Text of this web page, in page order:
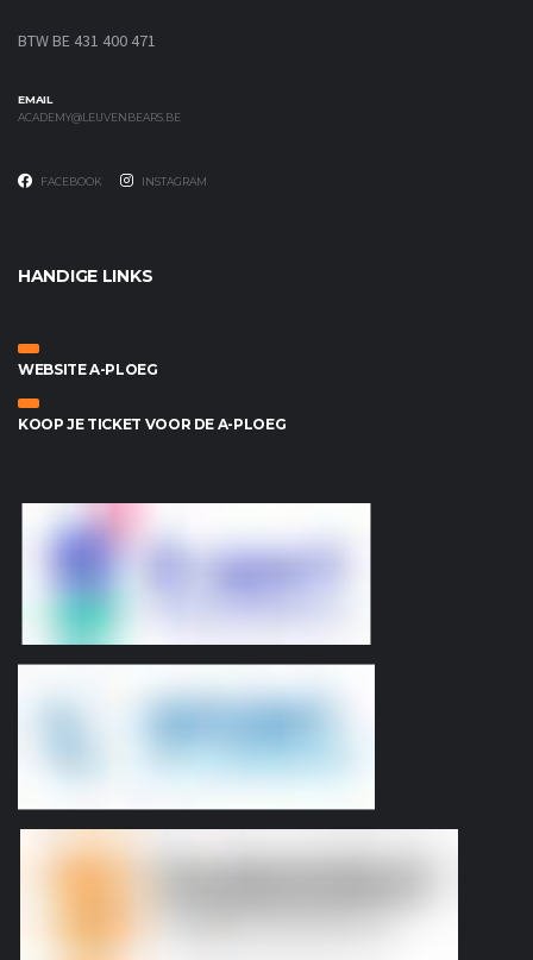
BTW BE 431 400 471
EMAIL
ACADEMY@LEUVENBEARS.BE
FACEBOOK INSTAGRAM
HANDIGE LINKS
WEBSITE A-PLOEG
KOOP JE TICKET VOOR DE A-PLOEG